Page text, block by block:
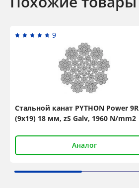
9
Стальной канат PYTHON Power 9R
(9x19) 18 мм, zS Galv, 1960 N/mm2
Аналог